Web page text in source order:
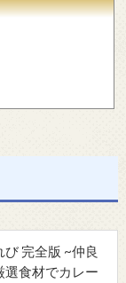
完全版 ~仲良
選食材でカレー